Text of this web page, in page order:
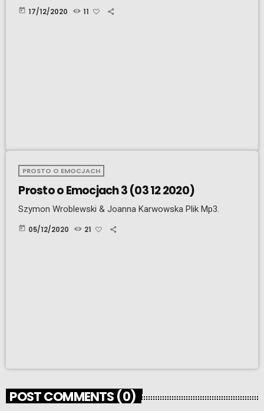
today 17/12/2020 11
PROSTO O EMOCJACH
Prosto o Emocjach 3 (03 12 2020)
Szymon Wroblewski & Joanna Karwowska Plik Mp3.
today 05/12/2020 21
POST COMMENTS (0)